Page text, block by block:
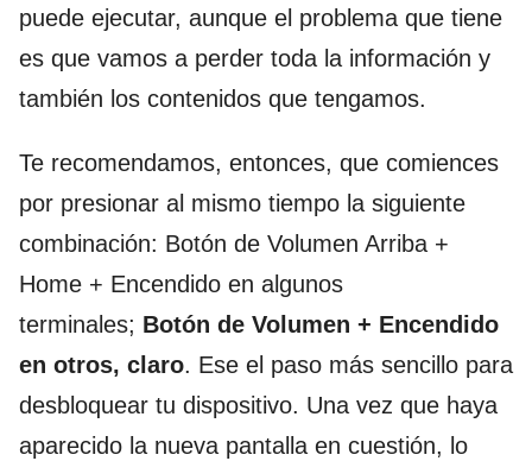
puede ejecutar, aunque el problema que tiene
es que vamos a perder toda la información y
también los contenidos que tengamos.
Te recomendamos, entonces, que comiences
por presionar al mismo tiempo la siguiente
combinación: Botón de Volumen Arriba +
Home + Encendido en algunos
terminales; Botón de Volumen + Encendido
en otros, claro. Ese el paso más sencillo para
desbloquear tu dispositivo. Una vez que haya
aparecido la nueva pantalla en cuestión, lo